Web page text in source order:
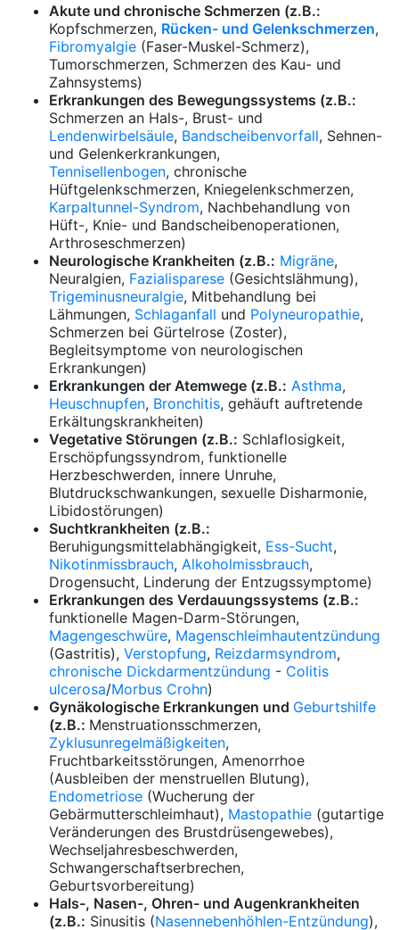
Akute und chronische Schmerzen (z.B.:
Kopfschmerzen, Rücken- und Gelenkschmerzen,
Fibromyalgie (Faser-Muskel-Schmerz),
Tumorschmerzen, Schmerzen des Kau- und
Zahnsystems)
Erkrankungen des Bewegungssystems (z.B.:
Schmerzen an Hals-, Brust- und
Lendenwirbelsäule, Bandscheibenvorfall, Sehnen-
und Gelenkerkrankungen,
Tennisellenbogen, chronische
Hüftgelenkschmerzen, Kniegelenkschmerzen,
Karpaltunnel-Syndrom, Nachbehandlung von
Hüft-, Knie- und Bandscheibenoperationen,
Arthroseschmerzen)
Neurologische Krankheiten (z.B.: Migräne,
Neuralgien, Fazialisparese (Gesichtslähmung),
Trigeminusneuralgie, Mitbehandlung bei
Lähmungen, Schlaganfall und Polyneuropathie,
Schmerzen bei Gürtelrose (Zoster),
Begleitsymptome von neurologischen
Erkrankungen)
Erkrankungen der Atemwege (z.B.: Asthma,
Heuschnupfen, Bronchitis, gehäuft auftretende
Erkältungskrankheiten)
Vegetative Störungen (z.B.: Schlaflosigkeit,
Erschöpfungssyndrom, funktionelle
Herzbeschwerden, innere Unruhe,
Blutdruckschwankungen, sexuelle Disharmonie,
Libidostörungen)
Suchtkrankheiten (z.B.:
Beruhigungsmittelabhängigkeit, Ess-Sucht,
Nikotinmissbrauch, Alkoholmissbrauch,
Drogensucht, Linderung der Entzugssymptome)
Erkrankungen des Verdauungssystems (z.B.:
funktionelle Magen-Darm-Störungen,
Magengeschwüre, Magenschleimhautentzündung
(Gastritis), Verstopfung, Reizdarmsyndrom,
chronische Dickdarmentzündung - Colitis
ulcerosa/Morbus Crohn)
Gynäkologische Erkrankungen und Geburtshilfe
(z.B.: Menstruationsschmerzen,
Zyklusunregelmäßigkeiten,
Fruchtbarkeitsstörungen, Amenorrhoe
(Ausbleiben der menstruellen Blutung),
Endometriose (Wucherung der
Gebärmutterschleimhaut), Mastopathie (gutartige
Veränderungen des Brustdrüsengewebes),
Wechseljahresbeschwerden,
Schwangerschaftserbrechen,
Geburtsvorbereitung)
Hals-, Nasen-, Ohren- und Augenkrankheiten
(z.B.: Sinusitis (Nasennebenhöhlen-Entzündung),